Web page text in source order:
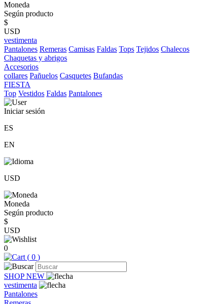
Moneda
Según producto
$
USD
vestimenta
Pantalones Remeras Camisas Faldas Tops Tejidos Chalecos
Chaquetas y abrigos
Accesorios
collares Pañuelos Casquetes Bufandas
FIESTA
Top Vestidos Faldas Pantalones
Iniciar sesión
ES
EN
USD
Moneda
Según producto
$
USD
0
( 0 )
SHOP NEW
vestimenta
Pantalones